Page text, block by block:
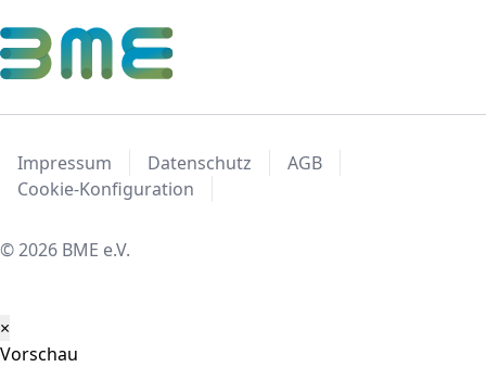
Impressum Datenschutz
AGB
Cookie-Konfiguration
© 2026 BME e.V.
×
Vorschau